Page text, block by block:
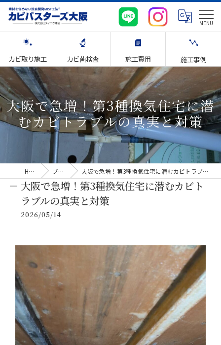
カビ取り施工 カビ菌検査 施工費用 施工事例
大阪で急増！第3種換気住宅に潜
むカビトラブルの真実と対策
HOME ブログ 大阪で急増！第3種換気住宅に潜むカビトラブルの真実と対策
大阪で急増！第3種換気住宅に潜むカビト
ラブルの真実と対策
2026/05/14